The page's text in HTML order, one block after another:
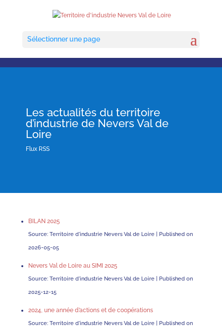
Sélectionner une page
Les actualités du territoire
d’industrie de Nevers Val de
Loire
Flux RSS
BILAN 2025
Source: Territoire d'industrie Nevers Val de Loire Published on
2026-05-05
Nevers Val de Loire au SIMI 2025
Source: Territoire d'industrie Nevers Val de Loire Published on
2025-12-15
2024, une année d’actions et de coopérations
Source: Territoire d'industrie Nevers Val de Loire Published on